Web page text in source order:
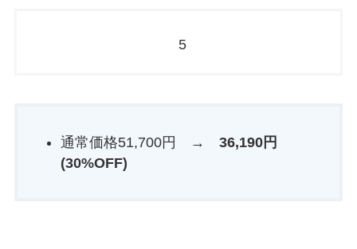
5
通常価格51,700円 → 36,190円
(30%OFF)